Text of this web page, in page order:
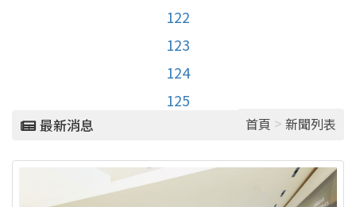
122
123
124
125
最新消息 首頁 > 新聞列表